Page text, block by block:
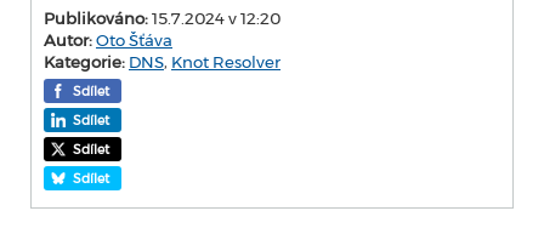
Publikováno:15.7.2024 v 12:20
Autor:Oto Šťáva
Kategorie: DNS, Knot Resolver
Sdílet
Sdílet
Sdílet
Sdílet